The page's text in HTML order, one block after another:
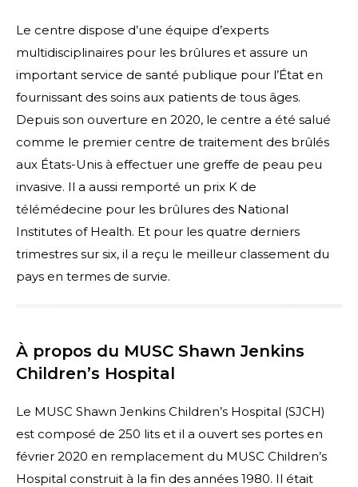
Le centre dispose d’une équipe d’experts
multidisciplinaires pour les brûlures et assure un
important service de santé publique pour l’État en
fournissant des soins aux patients de tous âges.
Depuis son ouverture en 2020, le centre a été salué
comme le premier centre de traitement des brûlés
aux États-Unis à effectuer une greffe de peau peu
invasive. Il a aussi remporté un prix K de
télémédecine pour les brûlures des National
Institutes of Health. Et pour les quatre derniers
trimestres sur six, il a reçu le meilleur classement du
pays en termes de survie.
À propos du MUSC Shawn Jenkins
Children’s Hospital
Le MUSC Shawn Jenkins Children’s Hospital (SJCH)
est composé de 250 lits et il a ouvert ses portes en
février 2020 en remplacement du MUSC Children’s
Hospital construit à la fin des années 1980. Il était